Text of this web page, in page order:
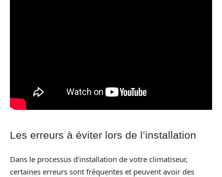
Les erreurs à éviter lors de l’installation
Dans le processus d’installation de votre climatiseur,
certaines erreurs sont fréquentes et peuvent avoir des